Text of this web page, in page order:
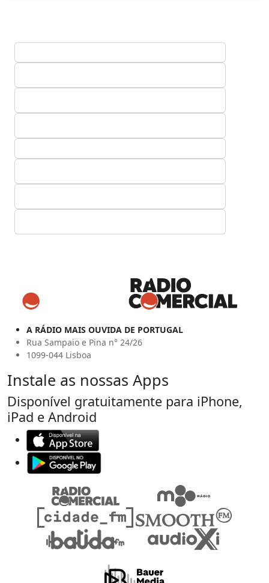
A RÁDIO MAIS OUVIDA DE PORTUGAL
Rua Sampaio e Pina n° 24/26
1099-044 Lisboa
Instale as nossas Apps
Disponível gratuitamente para iPhone,
iPad e Android